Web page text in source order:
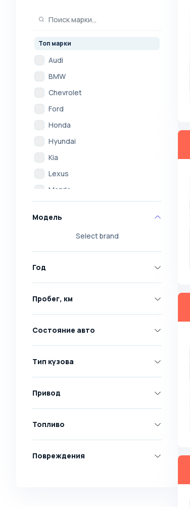
Топ марки
Audi
BMW
Chevrolet
Ford
Honda
Hyundai
Kia
Lexus
Mazda
Mitsubishi
Opel
Skoda
Volkswagen
Abarth
AC
Acura
Adler
Alfa Romeo
Модель
Select brand
Год
Пробег, км
Состояние авто
Тип кузова
Привод
Топливо
Повреждения